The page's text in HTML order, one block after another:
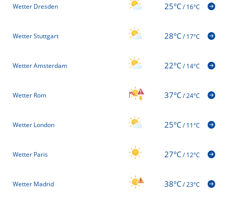
Wetter Dresden 25°C/16°C
Wetter Stuttgart 28°C/17°C
Wetter Amsterdam 22°C/14°C
Wetter Rom 37°C/24°C
Wetter London 25°C/11°C
Wetter Paris 27°C/12°C
Wetter Madrid 38°C/23°C